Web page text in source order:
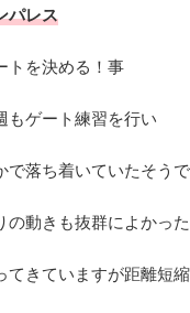
パレス
トを決める！事
もゲート練習を行い
で落ち着いていたそう
の動きも抜群によかった
てきていますが距離短